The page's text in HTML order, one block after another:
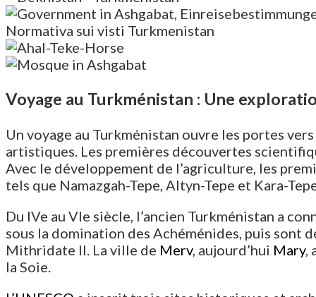
Voyage au Turkménistan : Une
Un voyage au Turkménistan ouvre les portes
artistiques. Les premières découvertes
Avec le développement de l’agriculture, les
tels que Namazgah-Tepe, Altyn-Tepe et Kara-
Du IVe au VIe siècle, l’ancien Turkménistan a
sous la domination des Achéménides, puis sont
Mithridate II. La ville de Merv, aujourd’hui Mary,
la Soie.